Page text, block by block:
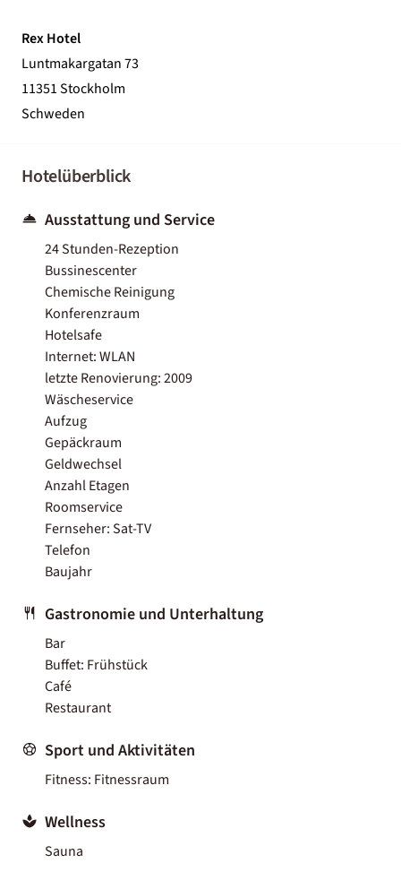
Rex Hotel
Luntmakargatan 73
11351 Stockholm
Schweden
Hotelüberblick
Ausstattung und Service
24 Stunden-Rezeption
Bussinescenter
Chemische Reinigung
Konferenzraum
Hotelsafe
Internet: WLAN
letzte Renovierung: 2009
Wäscheservice
Aufzug
Gepäckraum
Geldwechsel
Anzahl Etagen
Roomservice
Fernseher: Sat-TV
Telefon
Baujahr
Gastronomie und Unterhaltung
Bar
Buffet: Frühstück
Café
Restaurant
Sport und Aktivitäten
Fitness: Fitnessraum
Wellness
Sauna